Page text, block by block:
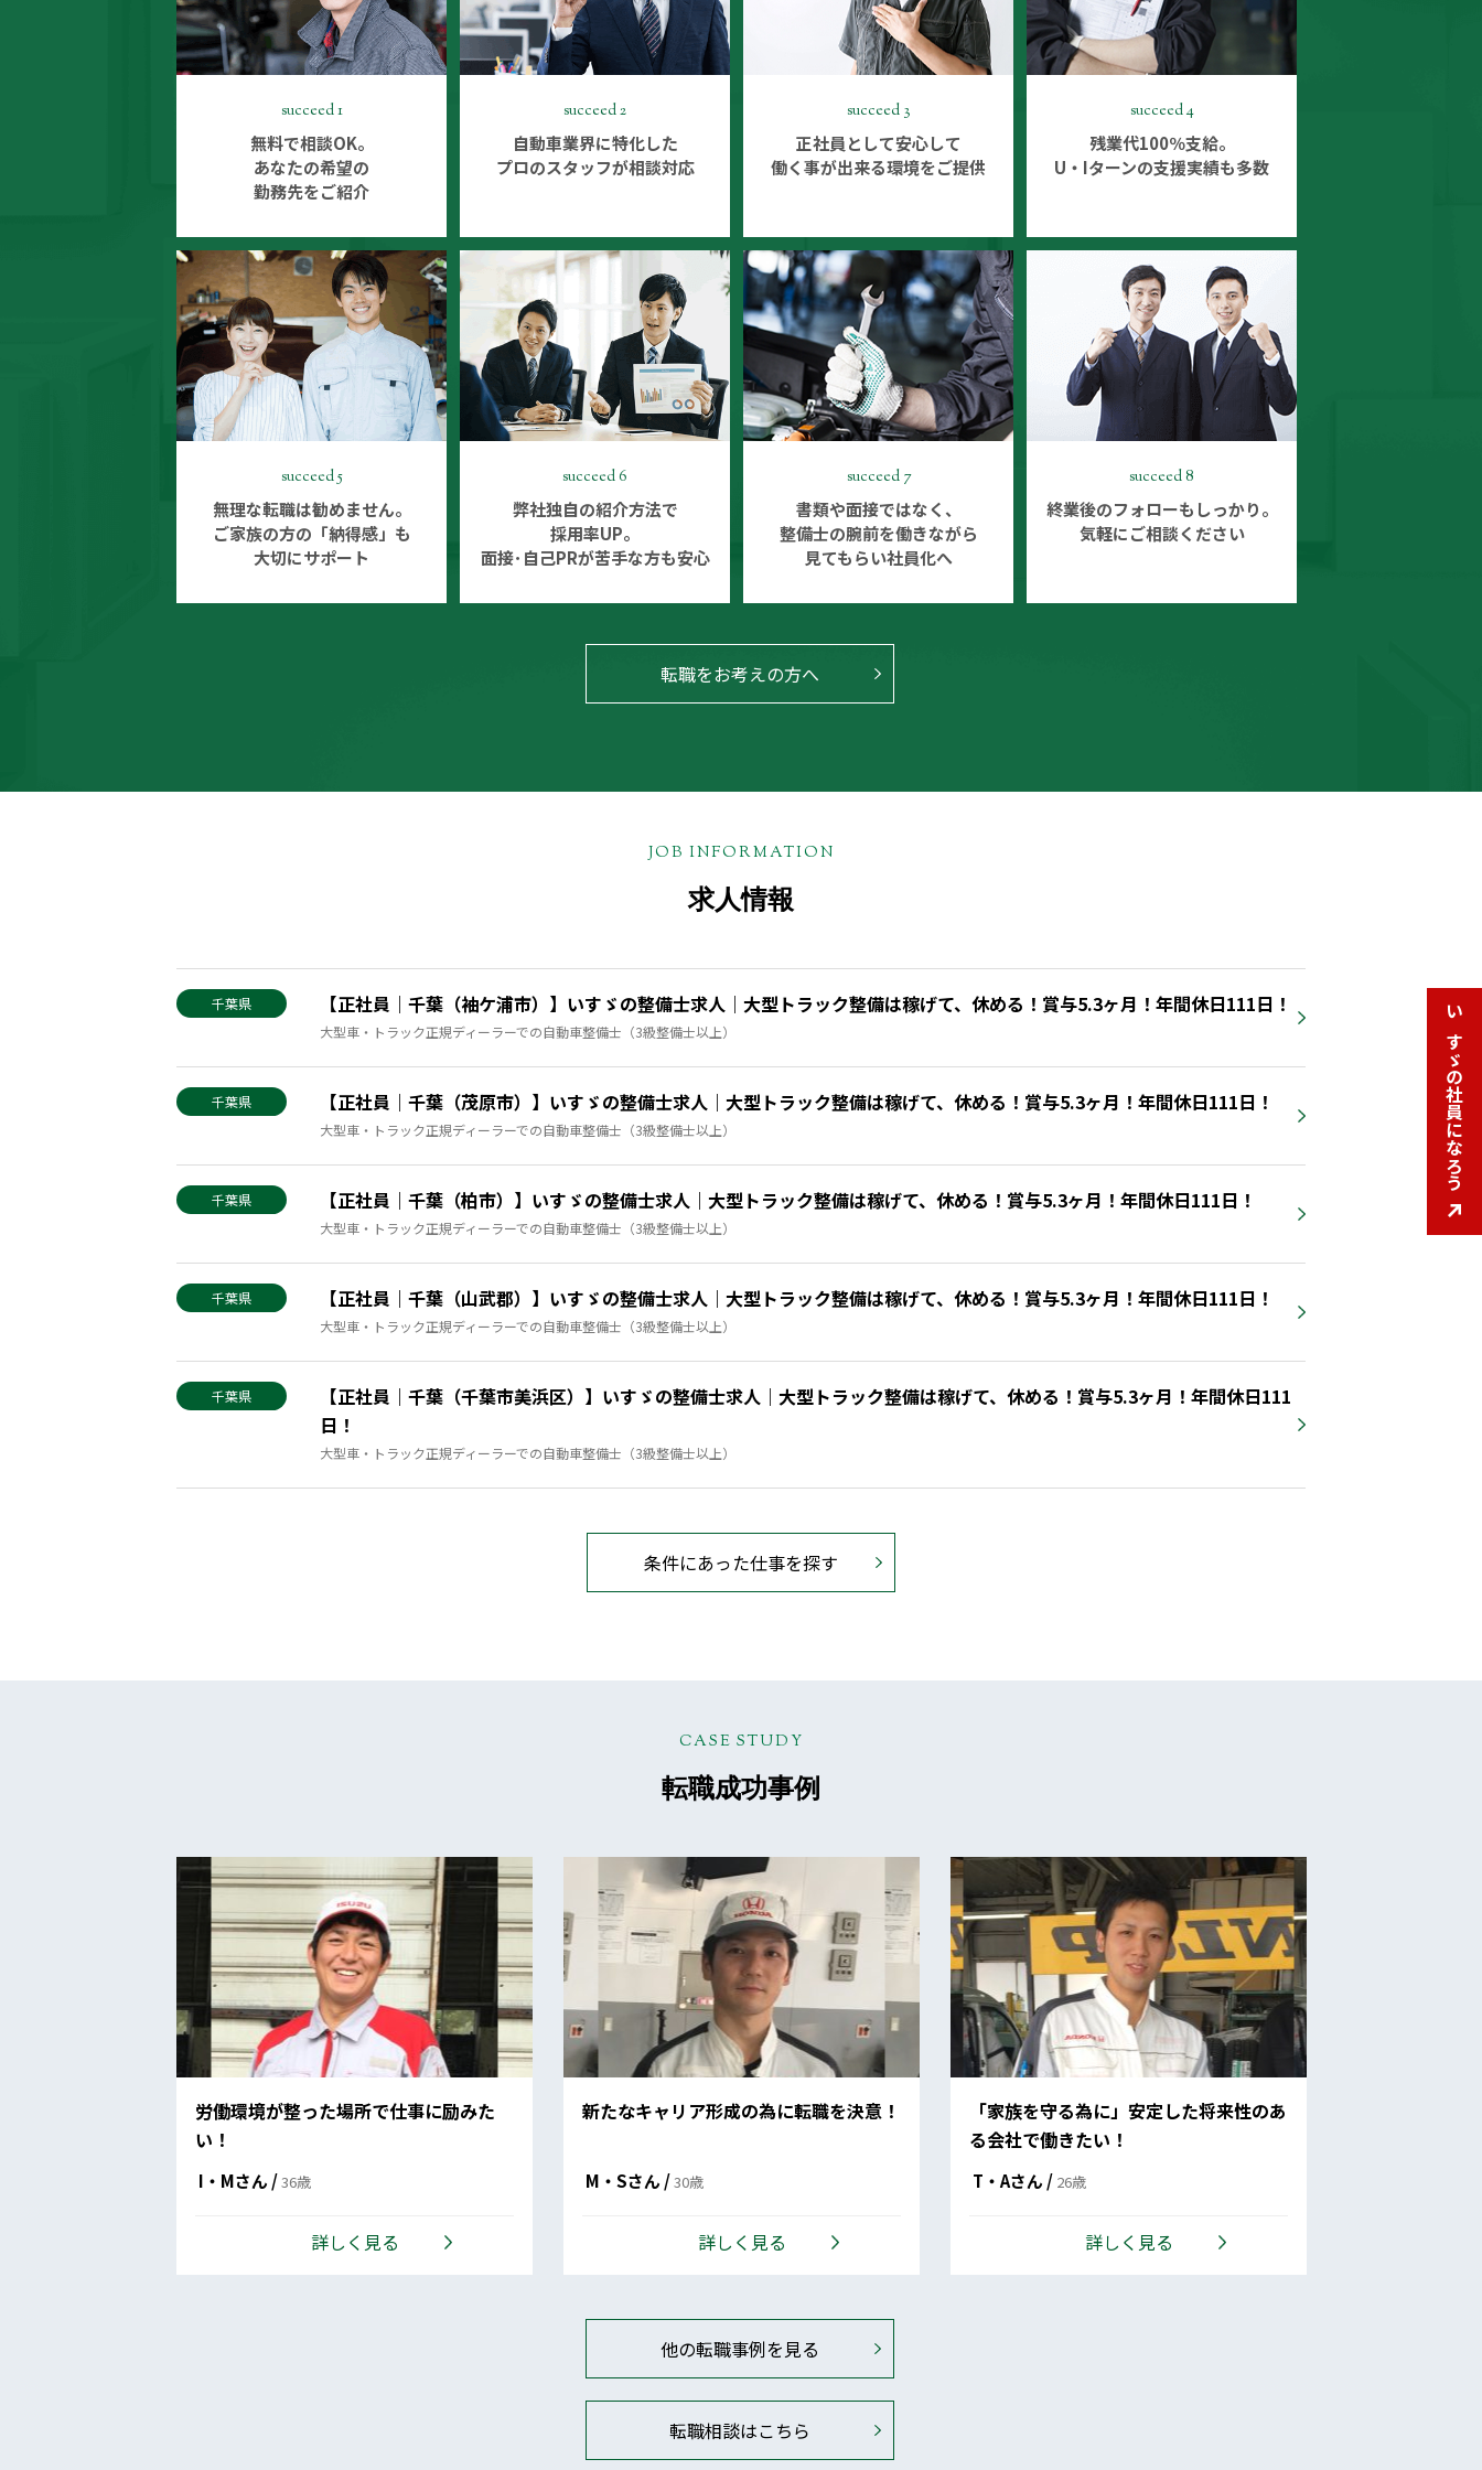
いすゞの社員になろう
いすゞの社員になろう
succeed 1
無料で相談OK。
あなたの希望の
勤務先をご紹介
succeed 2
自動車業界に特化した
プロのスタッフが相談対応
succeed 3
正社員として安心して
働く事が出来る環境をご提供
succeed 4
残業代100％支給。
U・Iターンの支援実績も多数
succeed 5
無理な転職は勧めません。
ご家族の方の「納得感」も
大切にサポート
succeed 6
弊社独自の紹介方法で
採用率UP。
面接･自己PRが苦手な方も安心
succeed 7
書類や面接ではなく、
整備士の腕前を働きながら
見てもらい社員化へ
succeed 8
終業後のフォローもしっかり。
気軽にご相談ください
転職をお考えの方へ
JOB INFORMATION
求人情報
千葉県 【正社員｜千葉（袖ケ浦市）】いすゞの整備士求人｜大型トラック整備は稼げて、休める！賞与5.3ヶ月！年間休日111日！
大型車・トラック正規ディーラーでの自動車整備士（3級整備士以上）
千葉県 【正社員｜千葉（茂原市）】いすゞの整備士求人｜大型トラック整備は稼げて、休める！賞与5.3ヶ月！年間休日111日！
大型車・トラック正規ディーラーでの自動車整備士（3級整備士以上）
千葉県 【正社員｜千葉（柏市）】いすゞの整備士求人｜大型トラック整備は稼げて、休める！賞与5.3ヶ月！年間休日111日！
大型車・トラック正規ディーラーでの自動車整備士（3級整備士以上）
千葉県 【正社員｜千葉（山武郡）】いすゞの整備士求人｜大型トラック整備は稼げて、休める！賞与5.3ヶ月！年間休日111日！
大型車・トラック正規ディーラーでの自動車整備士（3級整備士以上）
千葉県
【正社員｜千葉（千葉市美浜区）】いすゞの整備士求人｜大型トラック整備は稼げて、休める！賞与5.3ヶ月！年間休日111
日！
大型車・トラック正規ディーラーでの自動車整備士（3級整備士以上）
条件にあった仕事を探す
CASE STUDY
転職成功事例
労働環境が整った場所で仕事に励みた
い！
I・Mさん /36歳
詳しく見る
新たなキャリア形成の為に転職を決意！
M・Sさん /30歳
詳しく見る
「家族を守る為に」安定した将来性のあ
る会社で働きたい！
T・Aさん / 26歳
詳しく見る
他の転職事例を見る
転職相談はこちら